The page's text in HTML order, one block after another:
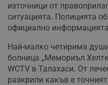
източници от
ситуацията. Полицията
официално
Най-малко четирима
болница „Мемориъл
WCTV в Талахаси. От
разкрили какъв е